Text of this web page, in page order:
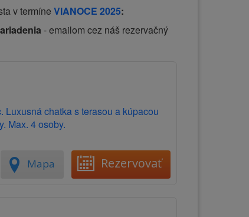
v termíne VIANOCE 2025:
- emailom cez náš rezervačný
chatka s terasou a kúpacou
Max. 4 osoby.
Mapa Rezervovať